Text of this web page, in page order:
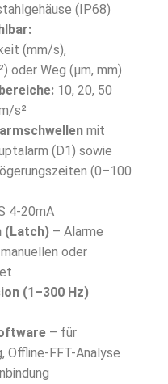
(IP68)
(mm/s),
oder Weg (µm, mm)
10, 20, 50
s²
mit
(D1) sowie
(0–100
4-20mA
(Latch)– Alarme
oder
(1–300 Hz)
– für
Offline-FFT-Analyse